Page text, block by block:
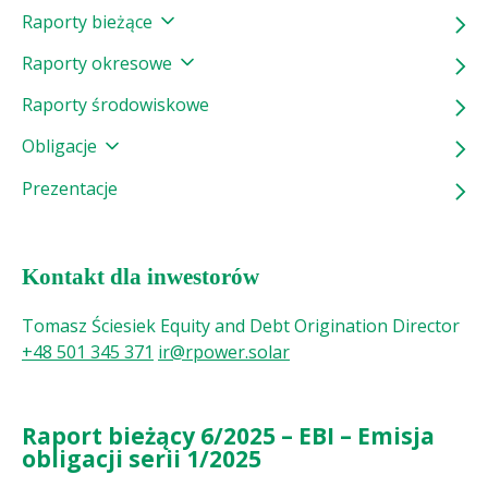
Raporty bieżące
Raporty okresowe
Raporty środowiskowe
Obligacje
Prezentacje
Kontakt dla inwestorów
Tomasz Ściesiek Equity and Debt Origination Director
+48 501 345 371 ir@rpower.solar
Raport bieżący 6/2025 – EBI – Emisja
obligacji serii 1/2025